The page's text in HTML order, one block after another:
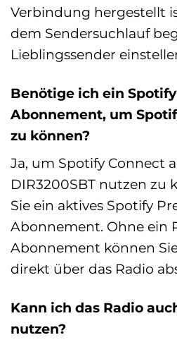
Verbindung hergestellt
dem Sendersuchlauf
Lieblingssender
Benötige ich ein
Abonnement, um
zu können?
Ja, um Spotify Connect
DIR3200SBT nutzen zu
Sie ein aktives Spotify
Abonnement. Ohne ein
Abonnement können
direkt über das Radio
Kann ich das Radio
nutzen?